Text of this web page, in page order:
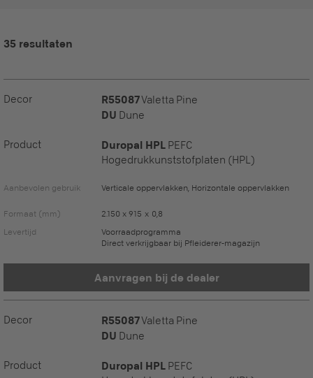
35 resultaten
Decor R55087Valetta Pine
DU Dune
Product Duropal HPL PEFC
Hogedrukkunststofplaten (HPL)
Aanbevolen gebruik Verticale oppervlakken, Horizontale oppervlakken
Formaat (mm)
2.150 x 915 x 0,8
Levertijd
Voorraadprogramma
Direct verkrijgbaar bij Pfleiderer-magazijn
Aanvragen bij de dealer
Decor R55087Valetta Pine
DU Dune
Product Duropal HPL PEFC